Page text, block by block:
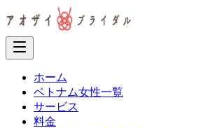
ホーム
ベトナム女性一覧
サービス
料金